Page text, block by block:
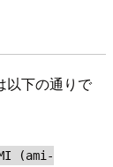
以下の通りで
(ami-